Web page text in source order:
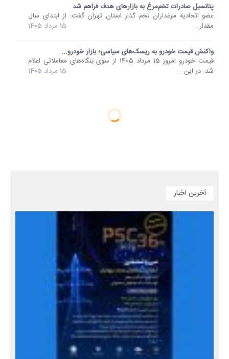
پتانسیل صادرات تخم‌مرغ به بازارهای هدف فراهم شد
عضو اتحادیه مرغداران تخم گذار استان تهران گفت: از ابتدای سال
مقدار...
15 مرداد 1405
واکنش قیمت خودرو به ریسک‌های سیاسی؛ بازار خودرو...
قیمت خودرو امروز 15 مرداد 1405 از سوی بنگاه‌های معاملاتی اعلام
شد. در این...
15 مرداد 1405
آخرین اخبار